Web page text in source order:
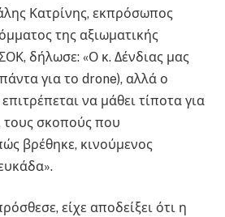
Κατρίνης, εκπρόσωπος
της αξιωματικής
δήλωσε: «Ο κ. Δένδιας μας
πάντα για το drone), αλλά ο
να μάθει τίποτα για
τους σκοπούς που
βρέθηκε, κινούμενος
είχε αποδείξει ότι η